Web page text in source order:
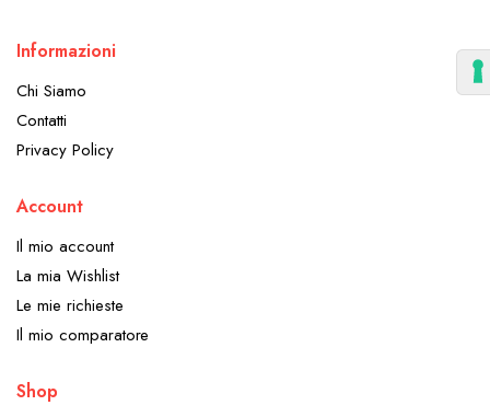
Informazioni
Chi Siamo
Contatti
Privacy Policy
Account
Il mio account
La mia Wishlist
Le mie richieste
Il mio comparatore
Shop